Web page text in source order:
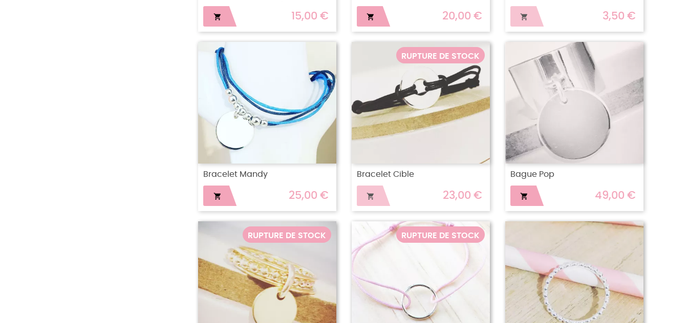
 15,00 €  20,00 €  3,50 €
Bracelet Mandy
 25,00 €
RUPTURE DE STOCK
Bracelet Cible
 23,00 €
Bague Pop
 49,00 €
RUPTURE DE STOCK RUPTURE DE STOCK